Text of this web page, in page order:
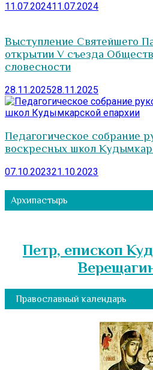
11.07.202411.07.2024
Выступление Святейшего
открытии V съезда
словесности
28.11.202528.11.2025
Педагогическое собрание
воскресных школ
07.10.202321.10.2023
Архипастырь
Петр, епископ
Православный календарь